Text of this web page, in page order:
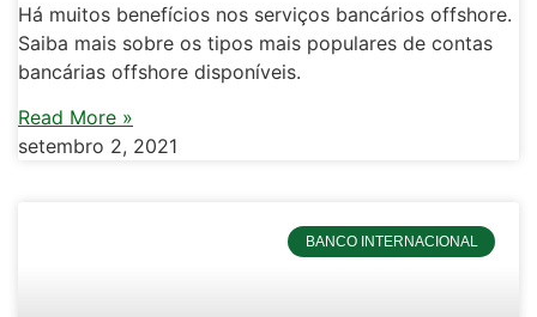
Há muitos benefícios nos serviços bancários offshore.
Saiba mais sobre os tipos mais populares de contas
bancárias offshore disponíveis.
Read More »
setembro 2, 2021
BANCO INTERNACIONAL